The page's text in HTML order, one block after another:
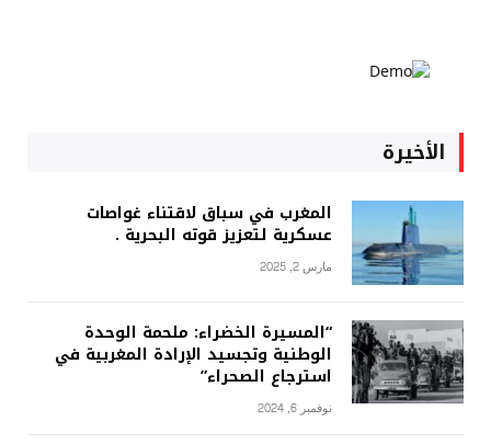
الأخيرة
المغرب في سباق لاقتناء غواصات
عسكرية لتعزيز قوته البحرية .
مارس 2, 2025
“المسيرة الخضراء: ملحمة الوحدة
الوطنية وتجسيد الإرادة المغربية في
استرجاع الصحراء”
نوفمبر 6, 2024